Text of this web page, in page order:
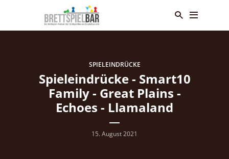
SPIELEINDRÜCKE
Spieleindrücke - Smart10
Family - Great Plains -
Echoes - Llamaland
15. August 2021